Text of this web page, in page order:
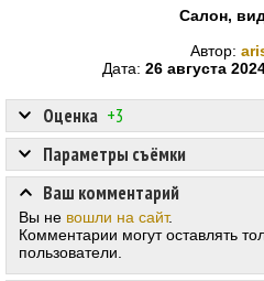
Салон,
Автор:
Дата: 26 августа
Оценка +3
Параметры съёмки
Ваш комментарий
Вы не вошли на сайт.
Комментарии могут оставлять
пользователи.